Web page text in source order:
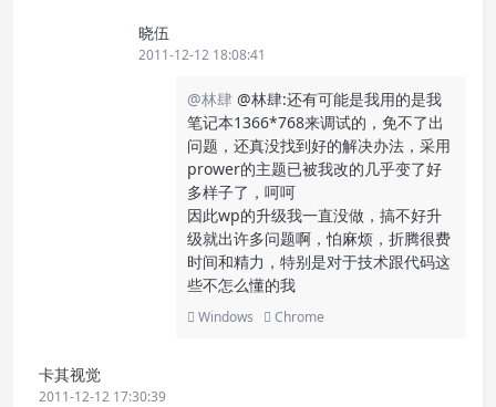
晓伍
2011-12-12 18:08:41
@林肆 @林肆:还有可能是我用的是我
笔记本1366*768来调试的，免不了出
问题，还真没找到好的解决办法，采用
prower的主题已被我改的几乎变了好
多样子了，呵呵
因此wp的升级我一直没做，搞不好升
级就出许多问题啊，怕麻烦，折腾很费
时间和精力，特别是对于技术跟代码这
些不怎么懂的我
Windows Chrome
卡其视觉
2011-12-12 17:30:39